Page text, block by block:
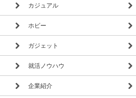
カジュアル
ホビー
ガジェット
就活ノウハウ
企業紹介